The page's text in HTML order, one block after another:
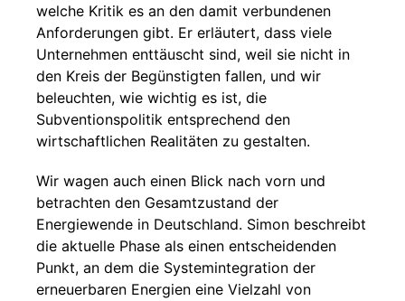
welche Kritik es an den damit verbundenen
Anforderungen gibt. Er erläutert, dass viele
Unternehmen enttäuscht sind, weil sie nicht in
den Kreis der Begünstigten fallen, und wir
beleuchten, wie wichtig es ist, die
Subventionspolitik entsprechend den
wirtschaftlichen Realitäten zu gestalten.
Wir wagen auch einen Blick nach vorn und
betrachten den Gesamtzustand der
Energiewende in Deutschland. Simon beschreibt
die aktuelle Phase als einen entscheidenden
Punkt, an dem die Systemintegration der
erneuerbaren Energien eine Vielzahl von